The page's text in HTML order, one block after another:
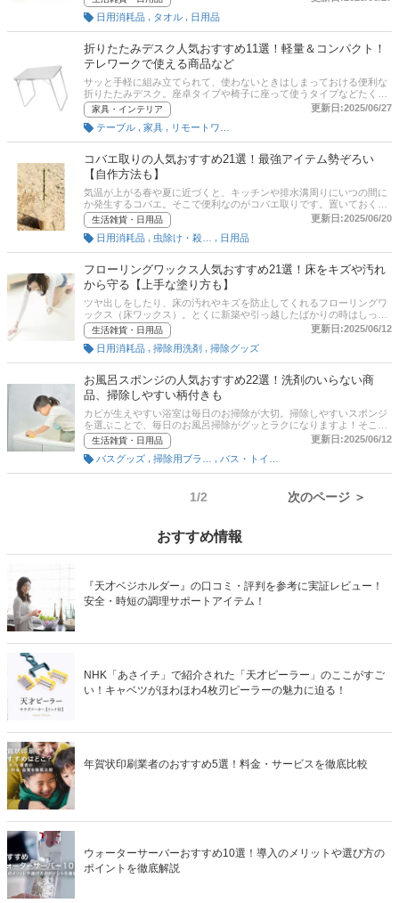
のにたっぷり使える商品、持ち歩きできるタイプ、洗って使えるコス
パの高いペーパータオルなど厳選しました！さらに、通販サイトの売
れ筋人気ランキングも掲載！口コミや売れ筋をチェックして使いやす
いペーパータオルを見つけてくださいね。
日用消耗品
タオル 日用品
折りたたみデスク人気おすすめ11選！軽量＆コンパクト！
テレワークで使える商品など
サッと手軽に組み立てられて、使わないときはしまっておける便利な
折りたたみデスク。座卓タイプや椅子に座って使うタイプなどたくさ
んの種類があります。本記事では、折りたたみデスクの選び方とおす
すめ商品をご紹介。おしゃれなデザインや、軽量でコンパクトな使い
やすい商品、人気のニトリや無印良品の商品など厳選しました。チェ
アとセットになっている商品もピックアップ。ぜひチェックしてみて
ください。
家具・インテリア
更新日:2025/06/27
テーブル
家具
コバエ取りの人気おすすめ21選！最強アイテム勢ぞろい
【自作方法も】
気温が上がる春や夏に近づくと、キッチンや排水溝周りにいつの間に
か発生するコバエ。そこで便利なのがコバエ取りです。置いておくだ
けでコバエを捕まえたり、寄せ付けなくするアイテムのため、コバエ
による不快感から開放されます。しかし実は、コバエ取りにも種類が
あり、それぞれに設置の特徴があります。本記事では、コバエ取りの
選び方やおすすめ商品をご紹介。人気のキンチョーやアース製薬、フ
マキラーなどから使いやすく、効き目バツグンな商品を多数ピックア
ップしています。記事後半には、コバエ取りの自作方法、Amazonな
どの通販サイトの最新人気ランキングのリンクもあるので、売れ筋や
口コミを確認してみましょう。
生活雑貨・日用品
更新日:2025/06/20
日用消耗品
日用品
フローリングワックス人気おすすめ21選！床をキズや汚れ
から守る【上手な塗り方も】
ツヤ出しをしたり、床の汚れやキズを防止してくれるフローリングワ
ックス（床ワックス）。とくに新築や引っ越したばかりの時はしっか
りメンテナンスを行って、きれいなフローリングを長持ちさせたいで
すよね。とはいえフローリングワックス一口に言っても、液体やシー
トなどさまざまな種類があり、どれを選べばいいのかわからない方も
多いのではないでしょうか。そこで本記事では、住生活ジャーナリス
トである藤原千秋さんからのアドバイスをもとに、フローリングワッ
クスの選び方とユーザーイチオシの商品、編集部のおすすめの商品を
ご紹介！しっかりワックスがけできる液体タイプや手軽に使えるスプ
レータイプやシートタイプなど幅広くセレクトしています。記事後半
には、通販サイトの人気売れ筋ランキングや、ワックスの上手な塗り
方も掲載。最後までチェックして、家の床材に合う使い勝手のよいフ
ローリングワックスを見つけてくださいね。
生活雑貨・日用品
更新日:2025/06/12
日用消耗品
掃除用洗剤 掃除グッズ
お風呂スポンジの人気おすすめ22選！洗剤のいらない商
品、掃除しやすい柄付きも
カビが生えやすい浴室は毎日のお掃除が大切。掃除しやすいスポンジ
を選ぶことで、毎日のお風呂掃除がグッとラクになりますよ！そこで
この記事では、お風呂スポンジの選び方とおすすめ商品を厳選してご
紹介。さらに、ユーザーのイチオシも。洗いやすい柄付きや、水切れ
のよいタイプなどをピックアップしています。また、記事後半ではお
風呂スポンジの人気ブランド・メーカーのご紹介や、各通販サイトの
やすいお風呂スポンジを見つけて下さいね。
生活雑貨・日用品
更新日:2025/06/12
バスグッズ
1/2 次のページ ＞
おすすめ情報
『天才ベジホルダー』の口コミ・評判を参考に実証レビュー！
安全・時短の調理サポートアイテム！
NHK「あさイチ」で紹介された「天才ピーラー」のここがすご
い！キャベツがほわほわ4枚刃ピーラーの魅力に迫る！
年賀状印刷業者のおすすめ5選！料金・サービスを徹底比較
ウォーターサーバーおすすめ10選！導入のメリットや選び方の
ポイントを徹底解説